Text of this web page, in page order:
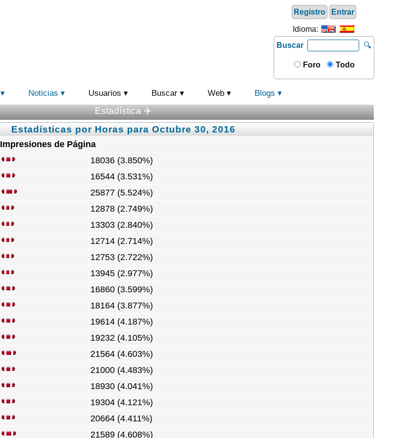
Registro Entrar
Idioma:
Buscar
🔍
Foro Todo
Noticias Usuarios Buscar Web Blogs
Estadística ✈️
Estadísticas por Horas para Octubre 30, 2016
Impresiones de Página
18036 (3.850%)
16544 (3.531%)
25877 (5.524%)
12878 (2.749%)
13303 (2.840%)
12714 (2.714%)
12753 (2.722%)
13945 (2.977%)
16860 (3.599%)
18164 (3.877%)
19614 (4.187%)
19232 (4.105%)
21564 (4.603%)
21000 (4.483%)
18930 (4.041%)
19304 (4.121%)
20664 (4.411%)
21589 (4.608%)